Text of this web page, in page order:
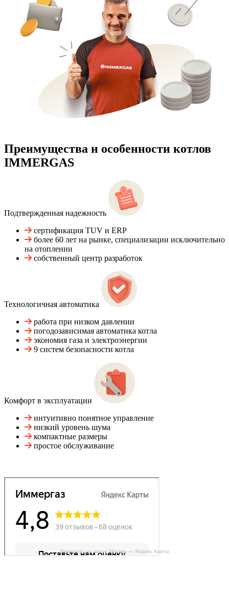
Преимущества и особенности котлов
IMMERGAS
Подтвержденная надежность
сертификация TUV и ERP
более 60 лет на рынке, специализации исключительно
на отоплении
собственный центр разработок
Технологичная автоматика
работа при низком давлении
погодозависимая автоматика котла
экономия газа и электроэнергии
9 систем безопасности котла
Комфорт в эксплуатации
интуитивно понятное управление
низкий уровень шума
компактные размеры
простое обслуживание
Иммергаз на карте Москвы — Яндекс Карты